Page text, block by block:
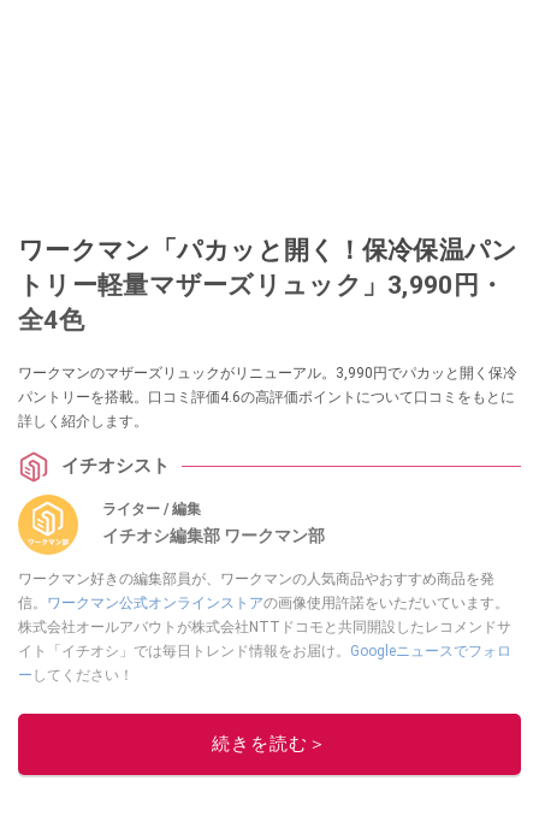
ワークマン「パカッと開く！保冷保温パン
トリー軽量マザーズリュック」3,990円・
全4色
ワークマンのマザーズリュックがリニューアル。3,990円でパカッと開く保冷
パントリーを搭載。口コミ評価4.6の高評価ポイントについて口コミをもとに
詳しく紹介します。
イチオシスト
ライター / 編集
イチオシ編集部 ワークマン部
ワークマン好きの編集部員が、ワークマンの人気商品やおすすめ商品を発
信。 ワークマン公式オンラインストアの画像使用許諾をいただいています。
株式会社オールアバウトが株式会社NTTドコモと共同開設したレコメンドサ
イト「イチオシ」では毎日トレンド情報をお届け。 Googleニュースでフォロ
ー してください！
このイチオシストの他の記事を読む
続きを読む＞